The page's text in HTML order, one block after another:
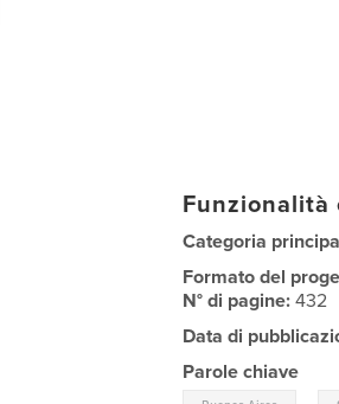
Funzionalità
Categoria
Formato del
N° di pagine:432
Data di
Parole chiave